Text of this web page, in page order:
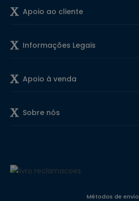
Apoio ao cliente
Informações Legais
Apoio à venda
Sobre nós
Métodos de envio